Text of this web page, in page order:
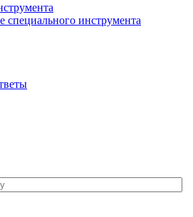
специального инструмента